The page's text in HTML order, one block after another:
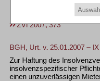
Keine Verleihung des
Fallbearbeitungen nur als
ZVI 2007, 373
BGH, Urt. v. 25.01.2007 –
Zur Haftung des
insolvenzspezifischer
einen unzuverlässigen